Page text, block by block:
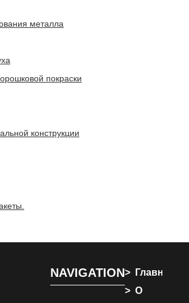
металла
покраски
конструкции
NAVIGATION
Главная
О